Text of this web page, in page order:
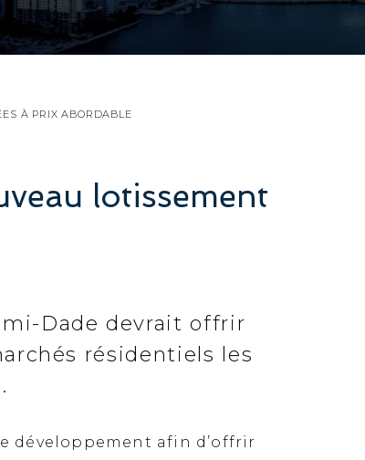
À PRIX ABORDABLE
lotissement
Dade devrait offrir
résidentiels les
développement afin d’offrir